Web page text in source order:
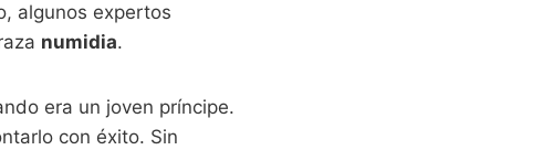
algunos expertos
numidia.
era un joven príncipe.
con éxito. Sin